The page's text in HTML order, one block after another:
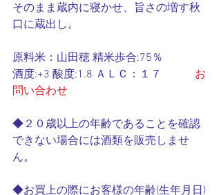
そのまま蔵内に寝かせ、旨さの増す秋
口に蔵出し。
原料米：山田穂 精米歩合:75％
酒度:+3 酸度:1.8 ＡＬＣ：１７ お
問い合わせ
◆２０歳以上の年齢であることを確認
できない場合には酒類を販売しませ
ん。
◆お買上の際にお客様の年齢(生年月日)